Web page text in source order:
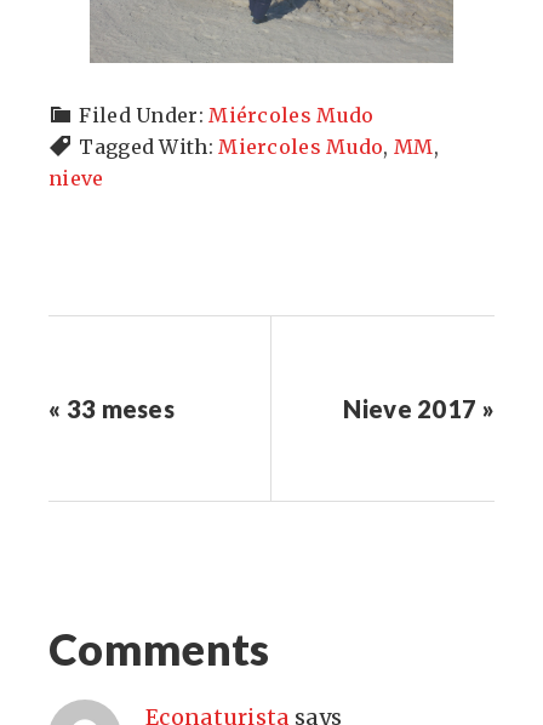
Filed Under: Miércoles Mudo
Tagged With: Miercoles Mudo, MM,
nieve
« 33 meses Nieve 2017 »
Comments
Econaturista says